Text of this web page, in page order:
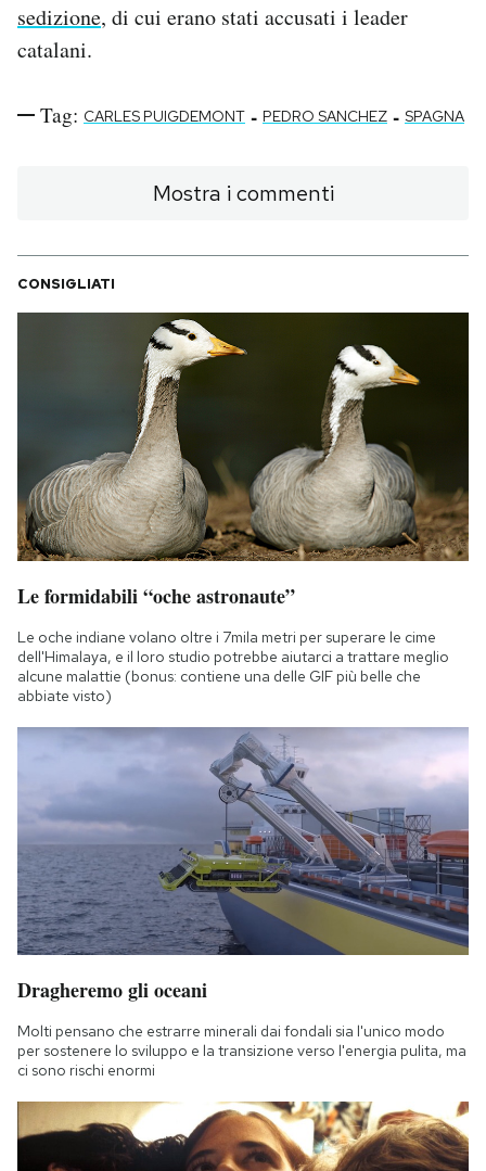
sedizione, di cui erano stati accusati i leader
catalani.
Tag: CARLES PUIGDEMONT - PEDRO SANCHEZ - SPAGNA
Mostra i commenti
CONSIGLIATI
Le formidabili “oche astronaute”
Le oche indiane volano oltre i 7mila metri per superare le cime
dell'Himalaya, e il loro studio potrebbe aiutarci a trattare meglio
alcune malattie (bonus: contiene una delle GIF più belle che
abbiate visto)
Dragheremo gli oceani
Molti pensano che estrarre minerali dai fondali sia l'unico modo
per sostenere lo sviluppo e la transizione verso l'energia pulita, ma
ci sono rischi enormi